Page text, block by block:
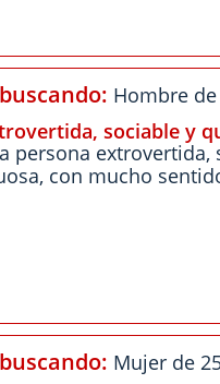
Hombre
sociable y
persona extrovertida,
con mucho
Mujer de